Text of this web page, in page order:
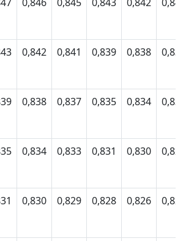
0,842 0,841 0,839 0,838
0,838 0,837 0,835 0,834
0,834 0,833 0,831 0,830
0,830 0,829 0,828 0,826